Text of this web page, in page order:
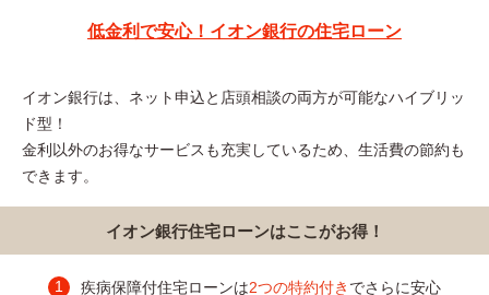
低金利で安心！イオン銀行の住宅ローン
イオン銀行は、ネット申込と店頭相談の両方が可能なハイブリッ
ド型！
金利以外のお得なサービスも充実しているため、生活費の節約も
できます。
イオン銀行住宅ローンはここがお得！
疾病保障付住宅ローンは2つの特約付き でさらに安心